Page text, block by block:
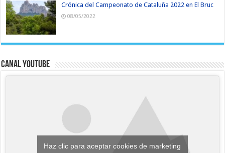
Crónica del Campeonato de Cataluña 2022 en El Bruc
08/05/2022
Canal YouTube
Haz clic para aceptar cookies de marketing